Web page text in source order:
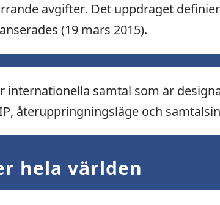
avgifter. Det uppdraget
(19 mars 2015).
internationella samtal som är
återuppringningsläge och
hela världen